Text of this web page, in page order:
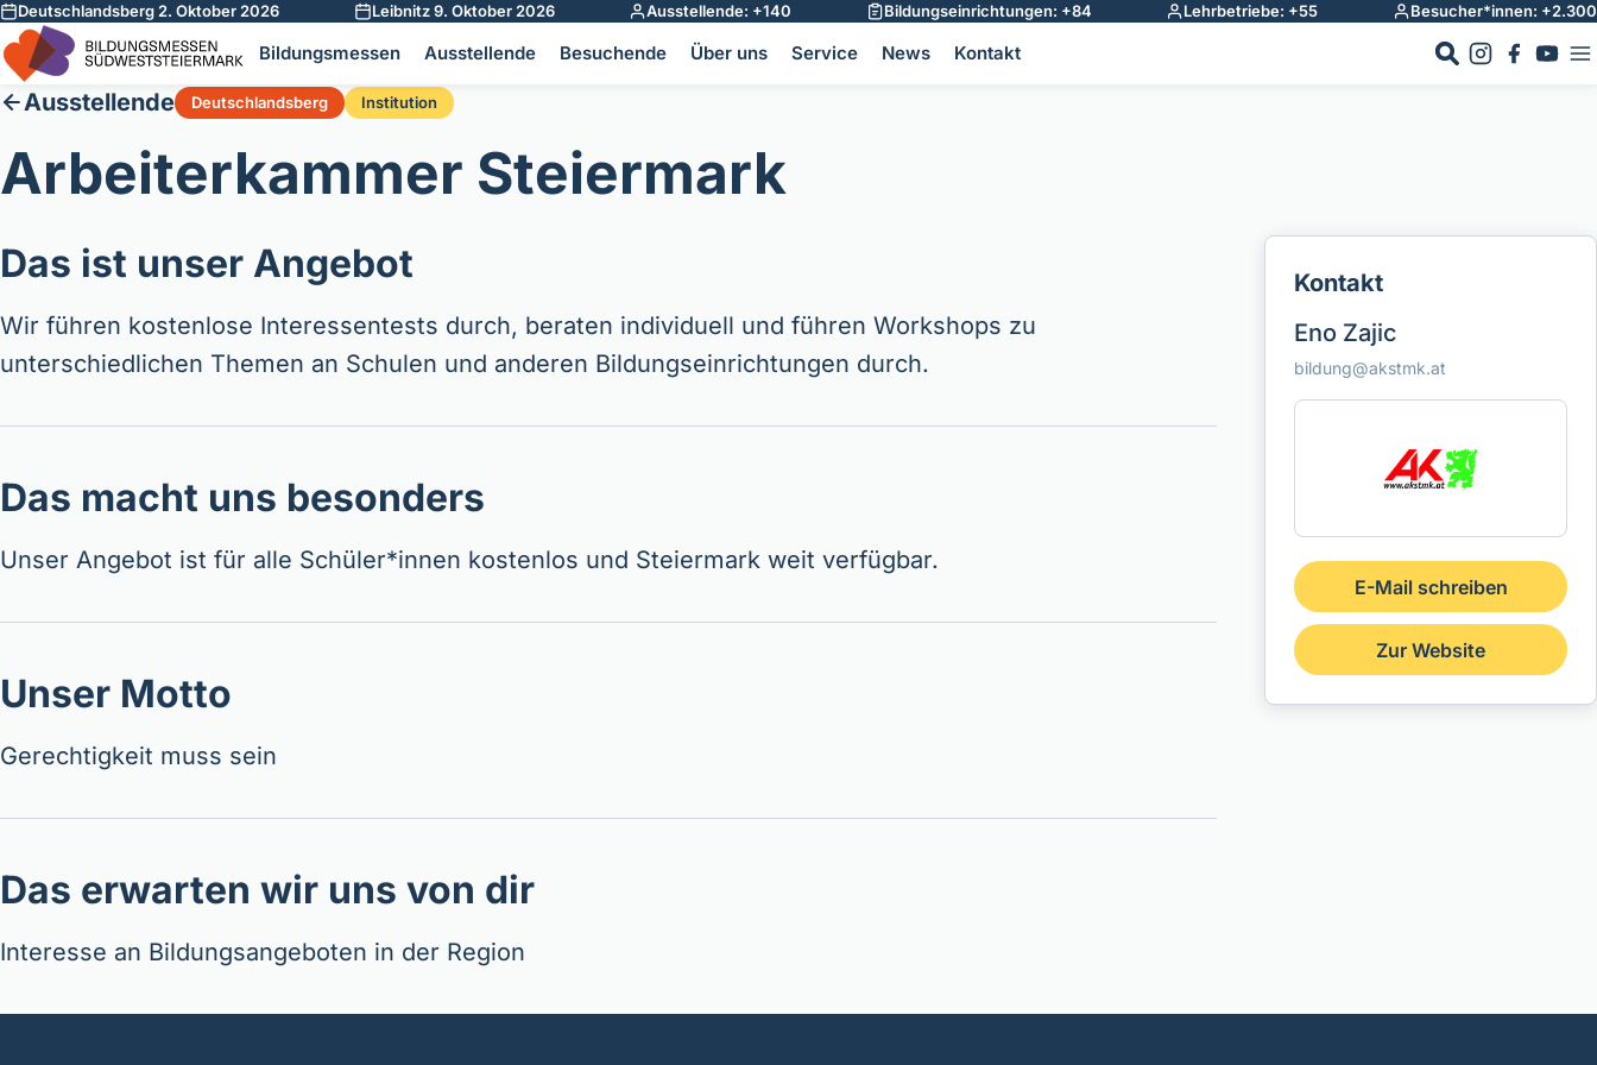
Zum Inhalt springen
Deutschlandsberg 2. Oktober 2026 Leibnitz 9. Oktober 2026 Ausstellende: +140 Bildungseinrichtungen: +84 Lehrbetriebe: +55 Besucher*innen: +2.300
Bildungsmessen Ausstellende Besuchende Über uns Service News Kontakt
Ausstellende Deutschlandsberg Institution
Arbeiterkammer Steiermark
Das ist unser Angebot
Wir führen kostenlose Interessentests durch, beraten individuell und führen Workshops zu
unterschiedlichen Themen an Schulen und anderen Bildungseinrichtungen durch.
Das macht uns besonders
Unser Angebot ist für alle Schüler*innen kostenlos und Steiermark weit verfügbar.
Unser Motto
Gerechtigkeit muss sein
Das erwarten wir uns von dir
Interesse an Bildungsangeboten in der Region
Kontakt
Eno Zajic
bildung@akstmk.at
E-Mail schreiben
Zur Website